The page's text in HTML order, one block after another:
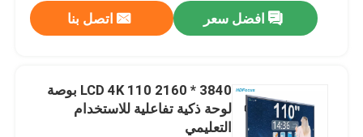
افضل سعر اتصل بنا
3840 * 2160 LCD 4K 110 بوصة
لوحة ذكية تفاعلية للاستخدام
التعليمي